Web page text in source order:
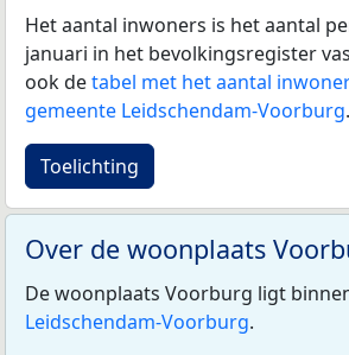
Het aantal inwoners is het aantal
januari in het bevolkingsregister
ook detabel met het aantal
gemeente Leidschendam-Voorburg.
Toelichting
Over de woonplaats
De woonplaats Voorburg ligt
Leidschendam-Voorburg.